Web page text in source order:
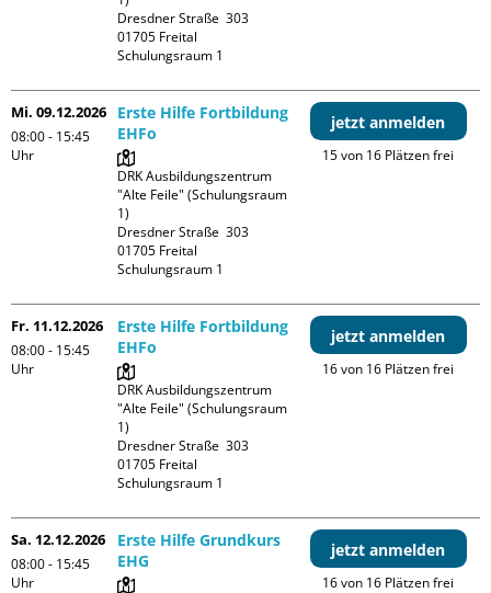
Dresdner Straße  303
01705 Freital
Schulungsraum 1
Mi. 09.12.2026
08:00 - 15:45
Uhr
Erste Hilfe Fortbildung
EHFo
DRK Ausbildungszentrum
"Alte Feile" (Schulungsraum
1)
Dresdner Straße  303
01705 Freital
Schulungsraum 1
jetzt anmelden
15 von 16 Plätzen frei
Fr. 11.12.2026
08:00 - 15:45
Uhr
Erste Hilfe Fortbildung
EHFo
DRK Ausbildungszentrum
"Alte Feile" (Schulungsraum
1)
Dresdner Straße  303
01705 Freital
Schulungsraum 1
jetzt anmelden
16 von 16 Plätzen frei
Sa. 12.12.2026
08:00 - 15:45
Uhr
Erste Hilfe Grundkurs
EHG
jetzt anmelden
16 von 16 Plätzen frei